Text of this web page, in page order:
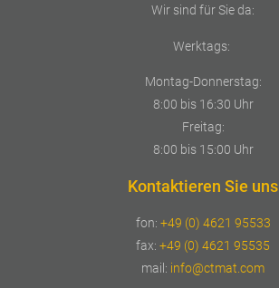
Wir sind für Sie da:
Werktags:
Montag-Donnerstag:
8:00 bis 16:30 Uhr
Freitag:
8:00 bis 15:00 Uhr
Kontaktieren Sie uns
fon: +49 (0) 4621 95533
fax: +49 (0) 4621 95535
mail: info@ctmat.com